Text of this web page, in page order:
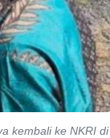
kembali ke NKRI di